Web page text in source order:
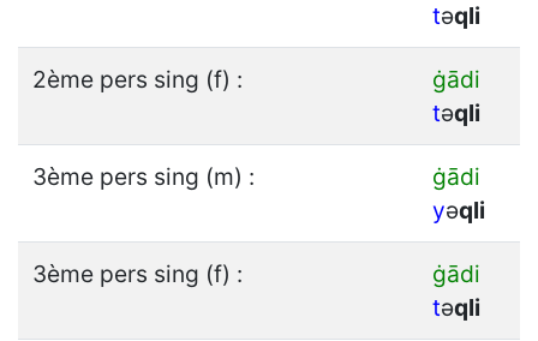
tǝqli
2ème pers sing (f) :
ġādi
tǝqli
3ème pers sing (m) :
ġādi
yǝqli
3ème pers sing (f) :
ġādi
tǝqli